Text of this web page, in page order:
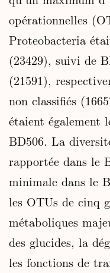
opérationnelles
Proteobacteria
(23429), suivi de
(21591),
non classifiés
étaient également
BD506. La
rapportée dans le
minimale dans le
les OTUs de cinq
métaboliques
des glucides, la
les fonctions de